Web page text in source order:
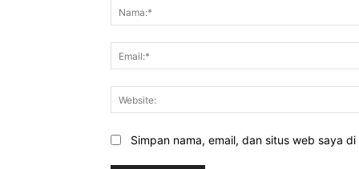
Simpan nama, email, dan situs web saya